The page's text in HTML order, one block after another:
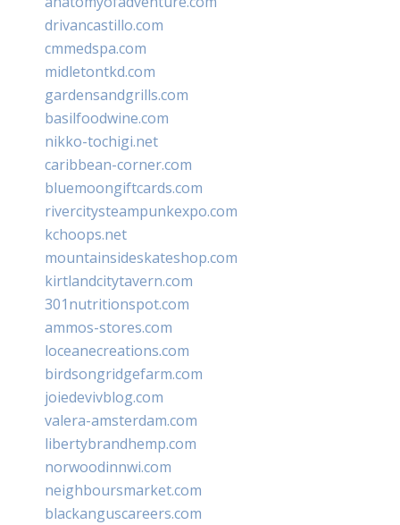
drivancastillo.com
cmmedspa.com
midletontkd.com
gardensandgrills.com
basilfoodwine.com
nikko-tochigi.net
caribbean-corner.com
bluemoongiftcards.com
rivercitysteampunkexpo.com
kchoops.net
mountainsideskateshop.com
kirtlandcitytavern.com
301nutritionspot.com
ammos-stores.com
loceanecreations.com
birdsongridgefarm.com
joiedevivblog.com
valera-amsterdam.com
libertybrandhemp.com
norwoodinnwi.com
neighboursmarket.com
blackanguscareers.com